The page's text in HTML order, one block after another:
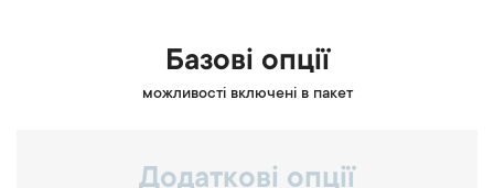
Базові опції
можливості включені в пакет
Додаткові опції